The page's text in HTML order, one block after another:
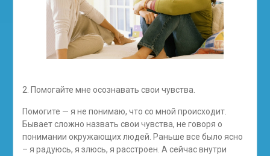
2. Помогайте мне осознавать свои чувства.
Помогите — я не понимаю, что со мной происходит.
Бывает сложно назвать свои чувства, не говоря о
понимании окружающих людей. Раньше все было ясно
– я радуюсь, я злюсь, я расстроен. А сейчас внутри